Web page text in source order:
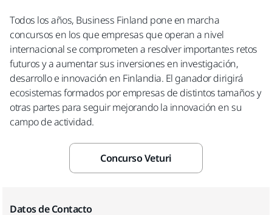
Todos los años, Business Finland pone en marcha
concursos en los que empresas que operan a nivel
internacional se comprometen a resolver importantes retos
futuros y a aumentar sus inversiones en investigación,
desarrollo e innovación en Finlandia. El ganador dirigirá
ecosistemas formados por empresas de distintos tamaños y
otras partes para seguir mejorando la innovación en su
campo de actividad.
Concurso Veturi
Datos de Contacto